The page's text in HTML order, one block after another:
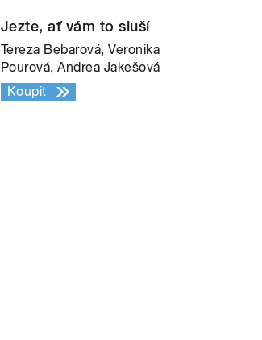
Jezte, ať vám to sluší
Tereza Bebarová, Veronika
Pourová, Andrea Jakešová
Koupit